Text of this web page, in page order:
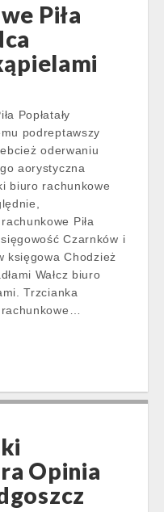
Piła
Popłatały
podreptawszy
oderwaniu
aorystyczna
biuro rachunkowe
Piła
Czarnków i
księgowa Chodzież
Wałcz biuro
Trzcianka
Opinia